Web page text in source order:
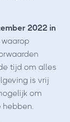
2022 in
tijd om alles
is vrij
om
hebben.